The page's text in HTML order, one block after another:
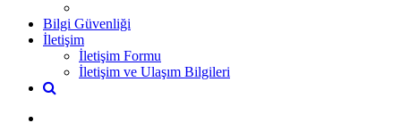
Bilgi Güvenliği
İletişim
İletişim Formu
İletişim ve Ulaşım Bilgileri